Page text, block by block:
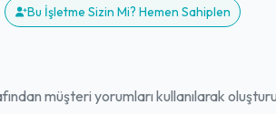
Bu İşletme Sizin Mi? Hemen Sahiplen
müşteri yorumları kullanılarak